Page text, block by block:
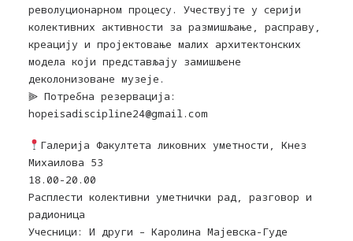
револуционарном процесу. Учествујте у серији
колективних активности за размишљање, расправу,
креацију и пројектовање малих архитектонских
модела који представљају замишљене
деколонизоване музеје.
⫸ Потребна резервација:
hopeisadiscipline24@gmail.com
Галерија Факултета ликовних уметности, Кнез
Михаилова 53
18.00-20.00
Расплести колективни уметнички рад, разговор и
радионица
Учесници: И други – Каролина Мајевска-Гуде